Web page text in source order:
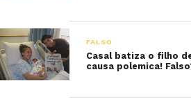
FALSO
Casal batiza o filho
causa polemica!